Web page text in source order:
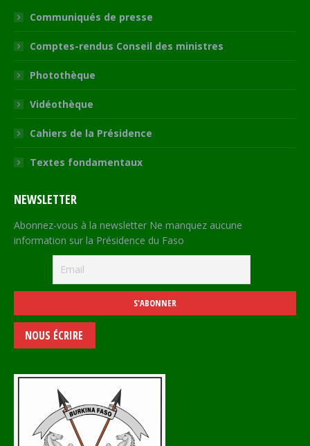
Communiqués de presse
Comptes-rendus Conseil des ministres
Photothèque
Vidéothèque
Cahiers de la Présidence
Textes fondamentaux
NEWSLETTER
Abonnez-vous à la newsletter Ne manquez aucune
information sur la Présidence du Faso
NOUS ÉCRIRE